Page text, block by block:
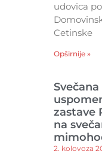
udovica
Cetinske
Opširnije »
zastave
na
2. kolovoza